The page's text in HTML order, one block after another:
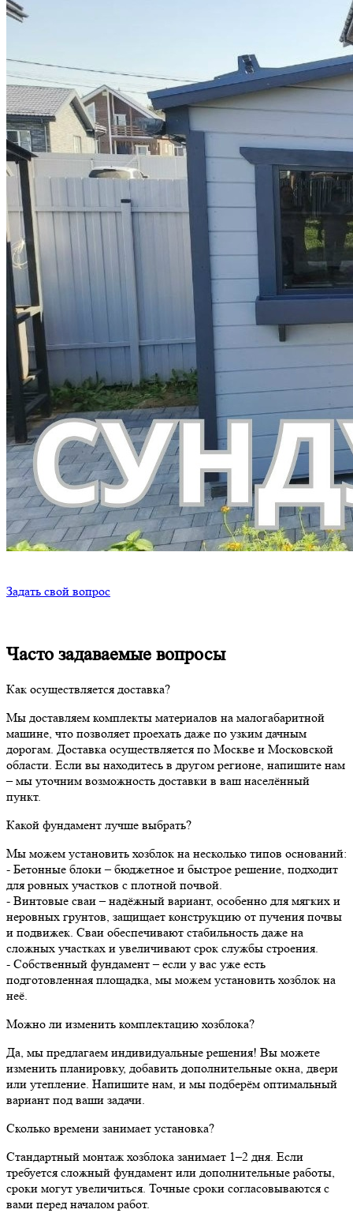
Задать свой вопрос
Часто задаваемые вопросы
Как осуществляется доставка?
Мы доставляем комплекты материалов на малогабаритной
машине, что позволяет проехать даже по узким дачным
дорогам. Доставка осуществляется по Москве и Московской
области. Если вы находитесь в другом регионе, напишите нам
– мы уточним возможность доставки в ваш населённый
пункт.
Какой фундамент лучше выбрать?
Мы можем установить хозблок на несколько типов оснований:
- Бетонные блоки – бюджетное и быстрое решение, подходит
для ровных участков с плотной почвой.
- Винтовые сваи – надёжный вариант, особенно для мягких и
неровных грунтов, защищает конструкцию от пучения почвы
и подвижек. Сваи обеспечивают стабильность даже на
сложных участках и увеличивают срок службы строения.
- Собственный фундамент – если у вас уже есть
подготовленная площадка, мы можем установить хозблок на
неё.
Можно ли изменить комплектацию хозблока?
Да, мы предлагаем индивидуальные решения! Вы можете
изменить планировку, добавить дополнительные окна, двери
или утепление. Напишите нам, и мы подберём оптимальный
вариант под ваши задачи.
Сколько времени занимает установка?
Стандартный монтаж хозблока занимает 1–2 дня. Если
требуется сложный фундамент или дополнительные работы,
сроки могут увеличиться. Точные сроки согласовываются с
вами перед началом работ.